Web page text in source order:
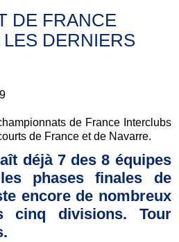
DE FRANCE
DERNIERS
de France Interclubs
de France et de Navarre.
déjà 7 des 8 équipes
phases finales de
encore de nombreux
cinq divisions. Tour